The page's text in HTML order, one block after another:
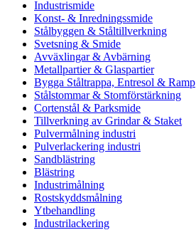
Industrismide
Konst- & Inredningssmide
Stålbyggen & Ståltillverkning
Svetsning & Smide
Avväxlingar & Avbärning
Metallpartier & Glaspartier
Bygga Ståltrappa, Entresol & Ramp
Stålstommar & Stomförstärkning
Cortenstål & Parksmide
Tillverkning av Grindar & Staket
Pulvermålning industri
Pulverlackering industri
Sandblästring
Blästring
Industrimålning
Rostskyddsmålning
Ytbehandling
Industrilackering